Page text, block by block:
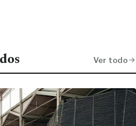
Ver todo